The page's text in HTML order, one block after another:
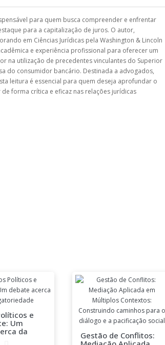
para quem busca compreender e enfrentar
para a capitalização de juros. O autor,
em Ciências Jurídicas pela Washington & Lincoln
e experiência profissional para oferecer um
na utilização de precedentes vinculantes do Superior
do consumidor bancário. Destinada a advogados,
leitura é essencial para quem deseja aprofundar o
forma crítica e eficaz nas relações jurídicas
e
Um
da
Gestão de Conflitos: